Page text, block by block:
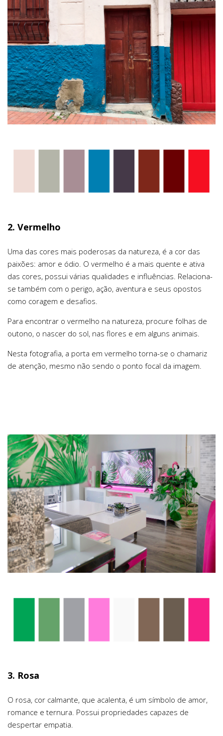
2. Vermelho
Uma das cores mais poderosas da natureza, é a cor das
paixões: amor e ódio. O vermelho é a mais quente e ativa
das cores, possui várias qualidades e influências. Relaciona-
se também com o perigo, ação, aventura e seus opostos
como coragem e desafios.
Para encontrar o vermelho na natureza, procure folhas de
outono, o nascer do sol, nas flores e em alguns animais.
Nesta fotografia, a porta em vermelho torna-se o chamariz
de atenção, mesmo não sendo o ponto focal da imagem.
3. Rosa
O rosa, cor calmante, que acalenta, é um símbolo de amor,
romance e ternura. Possui propriedades capazes de
despertar empatia.